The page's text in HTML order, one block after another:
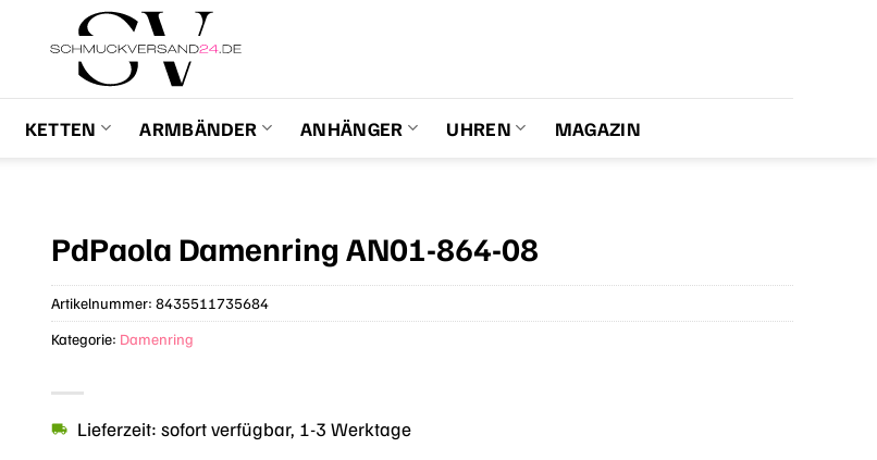
KETTEN ARMBÄNDER ANHÄNGER UHREN MAGAZIN
PdPaola Damenring AN01-864-08
Lieferzeit: sofort verfügbar, 1-3 Werktage
Artikelnummer:8435511735684
Kategorie: Damenring